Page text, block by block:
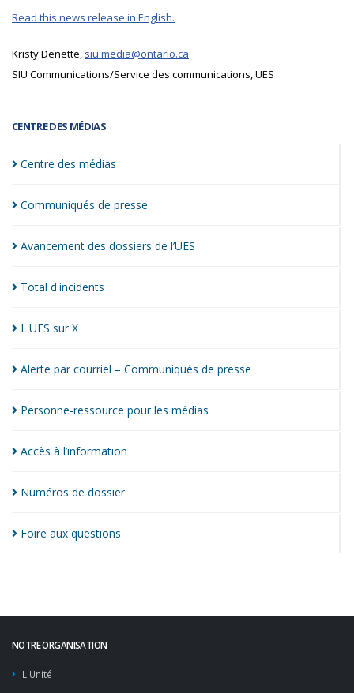
CENTRE DES MÉDIAS
Centre des médias
Communiqués de presse
Avancement des dossiers de l’UES
Total d'incidents
L'UES surX
Alerte par courriel – Communiqués de presse
Personne-ressource pour les médias
Accès à l’information
Numéros de dossier
Foire aux questions
Read this news release in English.
Kristy Denette, siu.media@ontario.ca
SIU Communications/Service des communications, UES
NOTRE ORGANISATION
L'Unité